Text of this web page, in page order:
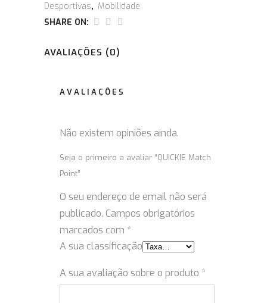
Desportivas, Mobilidade
SHARE ON:
AVALIAÇÕES (0)
AVALIAÇÕES
Não existem opiniões ainda.
Seja o primeiro a avaliar “QUICKIE Match
Point”
O seu endereço de email não será
publicado. Campos obrigatórios
marcados com *
A sua classificação
A sua avaliação sobre o produto *